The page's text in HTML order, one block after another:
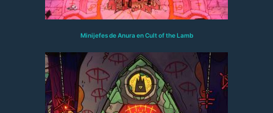
Minijefes de Anura en Cult of the Lamb